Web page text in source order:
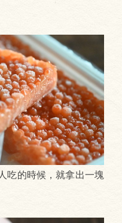
吃的時候，就拿出一塊